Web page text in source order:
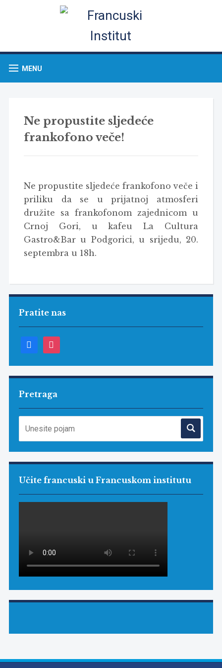
MENU
Ne propustite sljedeće
frankofono veče!
Ne propustite sljedeće frankofono veče i
priliku da se u prijatnoj atmosferi
družite sa frankofonom zajednicom u
Crnoj Gori, u kafeu La Cultura
Gastro&Bar u Podgorici, u srijedu, 20.
septembra u 18h.
Pratite nas
facebookinstagram
Pretraga
Učite francuski u Francuskom institutu